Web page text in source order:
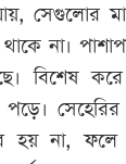
সেগুলোর
না।
বিশেষ
সেহেরির
হয় না, ফলে